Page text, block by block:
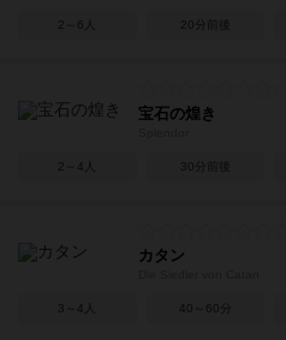
2～6人 20分前後
宝石の煌き
2～4人 30分前後
カタン
3～4人 40～60分